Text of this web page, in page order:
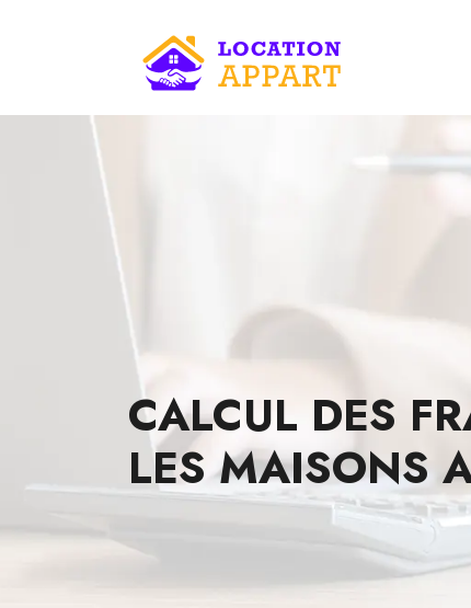
CALCUL DES
LES MAISONS